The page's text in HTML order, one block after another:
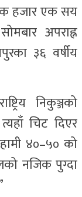
हजार एक सय
अपराह्न
३६ वर्षीय
निकुञ्जको
चिट दिएर
४०–५० को
नजिक पुग्दा